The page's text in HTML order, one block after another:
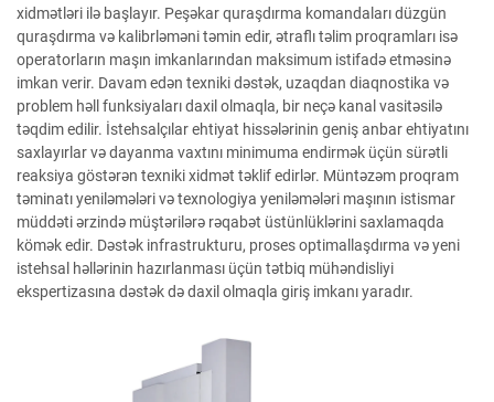
xidmətləri ilə başlayır. Peşəkar quraşdırma komandaları düzgün
quraşdırma və kalibrləməni təmin edir, ətraflı təlim proqramları isə
operatorların maşın imkanlarından maksimum istifadə etməsinə
imkan verir. Davam edən texniki dəstək, uzaqdan diaqnostika və
problem həll funksiyaları daxil olmaqla, bir neçə kanal vasitəsilə
təqdim edilir. İstehsalçılar ehtiyat hissələrinin geniş anbar ehtiyatını
saxlayırlar və dayanma vaxtını minimuma endirmək üçün sürətli
reaksiya göstərən texniki xidmət təklif edirlər. Müntəzəm proqram
təminatı yeniləmələri və texnologiya yeniləmələri maşının istismar
müddəti ərzində müştərilərə rəqabət üstünlüklərini saxlamaqda
kömək edir. Dəstək infrastrukturu, proses optimallaşdırma və yeni
istehsal həllərinin hazırlanması üçün tətbiq mühəndisliyi
ekspertizasına dəstək də daxil olmaqla giriş imkanı yaradır.